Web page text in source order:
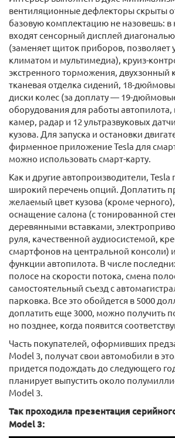
вентиляционные дефлекторы скрыты
базовую комплектацию не назовешь: в
входят сенсорный дисплей
(заменяет щиток приборов, позволяет
климатом и мультимедиа), круиз-
экстренного торможения, двухзонный
тканевая отделка сидений, 18-
диски колес (за доплату — 19-
оборудования для работы
камер, радар и 12 ультразвуковых
кузова. Для запуска и остановки
фирменное приложение Tesla для
можно использовать смарт-карту.
Как и другие автопроизводители, Tesla
широкий перечень опций. Доплатить
желаемый цвет кузова (кроме
оснащение салона (с тонированной
деревянными вставками,
руля, качественной аудиосистемой,
смартфонов на центральной консоли)
функции автопилота. В числе
полосе на скорости потока, смена
самостоятельный съезд с
парковка. Все это обойдется в 5000
доплатить еще 3000, можно получить
но позднее, когда появится
Часть покупателей, оформивших
Model 3, получат свои автомобили в
придется подождать до следующего
планирует выпустить около
Model 3.
Так проходила презентация
Model 3: